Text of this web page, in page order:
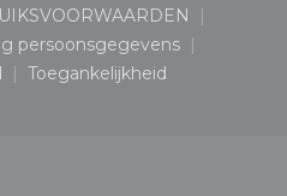
nieuw venster))((opent in een nieuw
persoonsgegevens
((opent in een nieuw venster))
in een nieuw venster))
Toegankelijkheid
((opent in een nieuw